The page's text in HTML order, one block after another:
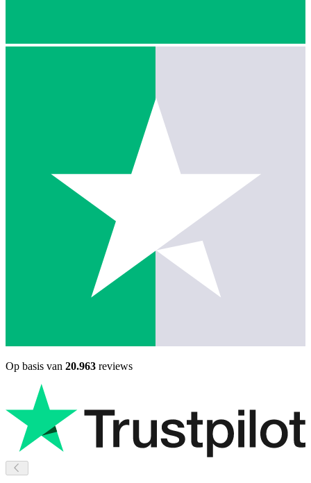
Op basis van 20.963 reviews